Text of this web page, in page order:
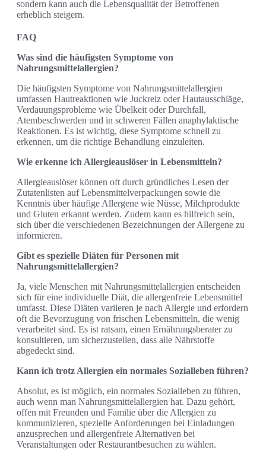
sondern kann auch die Lebensqualität der Betroffenen
erheblich steigern.
FAQ
Was sind die häufigsten Symptome von
Nahrungsmittelallergien?
Die häufigsten Symptome von Nahrungsmittelallergien
umfassen Hautreaktionen wie Juckreiz oder Hautausschläge,
Verdauungsprobleme wie Übelkeit oder Durchfall,
Atembeschwerden und in schweren Fällen anaphylaktische
Reaktionen. Es ist wichtig, diese Symptome schnell zu
erkennen, um die richtige Behandlung einzuleiten.
Wie erkenne ich Allergieauslöser in Lebensmitteln?
Allergieauslöser können oft durch gründliches Lesen der
Zutatenlisten auf Lebensmittelverpackungen sowie die
Kenntnis über häufige Allergene wie Nüsse, Milchprodukte
und Gluten erkannt werden. Zudem kann es hilfreich sein,
sich über die verschiedenen Bezeichnungen der Allergene zu
informieren.
Gibt es spezielle Diäten für Personen mit
Nahrungsmittelallergien?
Ja, viele Menschen mit Nahrungsmittelallergien entscheiden
sich für eine individuelle Diät, die allergenfreie Lebensmittel
umfasst. Diese Diäten variieren je nach Allergie und erfordern
oft die Bevorzugung von frischen Lebensmitteln, die wenig
verarbeitet sind. Es ist ratsam, einen Ernährungsberater zu
konsultieren, um sicherzustellen, dass alle Nährstoffe
abgedeckt sind.
Kann ich trotz Allergien ein normales Sozialleben führen?
Absolut, es ist möglich, ein normales Sozialleben zu führen,
auch wenn man Nahrungsmittelallergien hat. Dazu gehört,
offen mit Freunden und Familie über die Allergien zu
kommunizieren, spezielle Anforderungen bei Einladungen
anzusprechen und allergenfreie Alternativen bei
Veranstaltungen oder Restaurantbesuchen zu wählen.